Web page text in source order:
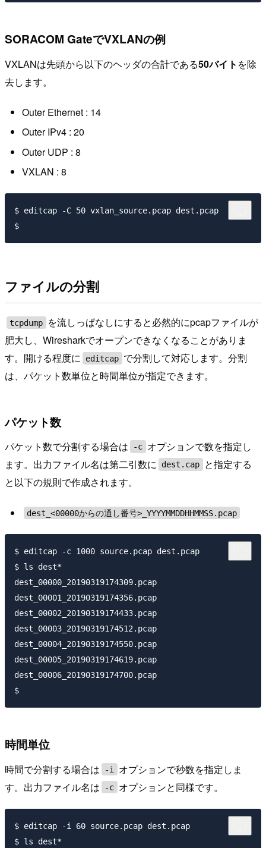
SORACOM GateでVXLANの例
VXLANは先頭から以下のヘッダの合計である50バイト を除
去します。
Outer Ethernet : 14
Outer IPv4 : 20
Outer UDP : 8
VXLAN : 8
$ editcap -C 50 vxlan_source.pcap dest.pcap
ファイルの分割
tcpdump
を流しっぱなしにすると必然的にpcapファイルが
肥大し、Wiresharkでオープンできなくなることがありま
す。開ける程度に
editcap で分割して対応します。分割
は、パケット数単位と時間単位が指定できます。
パケット数
パケット数で分割する場合は -c オプションで数を指定し
ます。出力ファイル名は第二引数に
dest.cap
と指定する
と以下の規則で作成されます。
dest_<00000からの通し番号>_YYYYMMDDHHMMSS.pcap
$ editcap -c 1000 source.pcap dest.pcap
$ ls dest*
dest_00000_20190319174309.pcap
dest_00001_20190319174356.pcap
dest_00002_20190319174433.pcap
dest_00003_20190319174512.pcap
dest_00004_20190319174550.pcap
dest_00005_20190319174619.pcap
dest_00006_20190319174700.pcap
時間単位
時間で分割する場合は -i
オプションで秒数を指定しま
す。出力ファイル名は
-c オプションと同様です。
$ editcap -i 60 source.pcap dest.pcap
$ ls dest*